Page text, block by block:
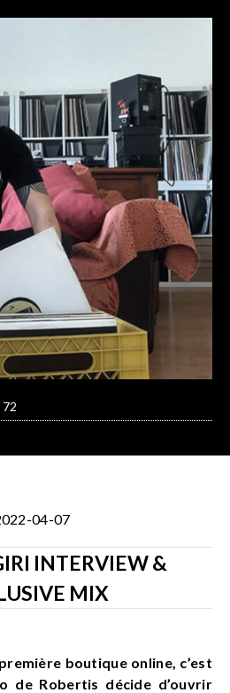
04-07
INTERVIEW &
MIX
boutique online, c’est
de Robertis décide d’ouvrir